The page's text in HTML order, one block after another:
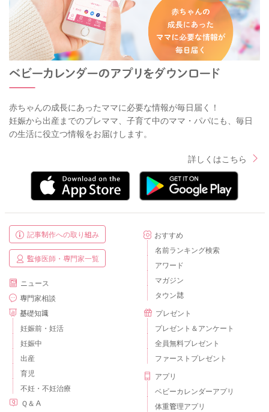
赤ちゃんの成長にあったママに必要な情報が毎日届く！
妊娠から出産までのプレママ、子育て中のママ・パパにも、毎日
の生活に役立つ情報をお届けします。
詳しくはこちら
記事制作への取り組み
監修医師・専門家一覧
ニュース
専門家相談
基礎知識
妊娠前・妊活
妊娠中
出産
育児
不妊・不妊治療
Ｑ＆Ａ
おすすめ
名前ランキング検索
アワード
マガジン
タウン誌
プレゼント
プレゼント＆アンケート
全員無料プレゼント
ファーストプレゼント
アプリ
ベビーカレンダーアプリ
体重管理アプリ